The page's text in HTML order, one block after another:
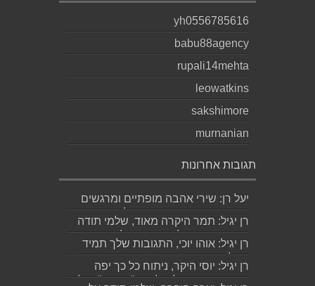
yh0556785616
babu88agency
rupali14mehta
leowatkins
sakshimore
murnanian
תגובות אחרונות
יעל רן: שירי אהבה מופתיים ומרגשים
עד מאוד כפי שרק גד יודע לכתוב
תודה...
רן יגיל: תמר היקרה מאוד, שלמי תודה
ואמסור כמובן לגד. שבת שלום...
רן יגיל: אוהו יוכי, התגובות שלך תמיד
מאלפות בינה והן יצירה בפני עצמה....
רן יגיל: יוסי היקר, ניתוח כל כך יפה
ומדויק, ממש קולע, לשיר "השקה". של...